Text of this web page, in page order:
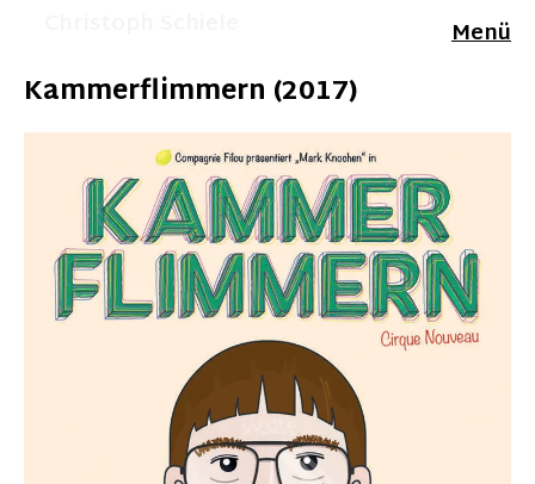
Menü
Kammerflimmern (2017)